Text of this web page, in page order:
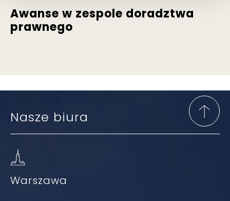
Awanse w zespole doradztwa
prawnego
Nasze biura
Warszawa